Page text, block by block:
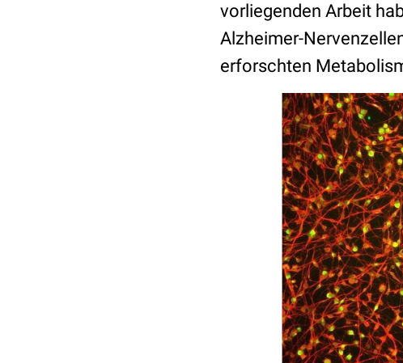
vorliegenden Arbeit
Alzheimer-
erforschten